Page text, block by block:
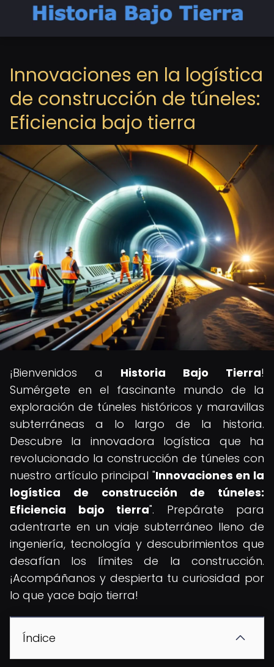
Innovaciones en la logística
de construcción de túneles:
Eficiencia bajo tierra
¡Bienvenidos a Historia Bajo Tierra!
Sumérgete en el fascinante mundo de la
exploración de túneles históricos y maravillas
subterráneas a lo largo de la historia.
Descubre la innovadora logística que ha
revolucionado la construcción de túneles con
nuestro artículo principal "Innovaciones en la
logística de construcción de túneles:
Eficiencia bajo tierra". Prepárate para
adentrarte en un viaje subterráneo lleno de
ingeniería, tecnología y descubrimientos que
desafían los límites de la construcción.
¡Acompáñanos y despierta tu curiosidad por
lo que yace bajo tierra!
Índice